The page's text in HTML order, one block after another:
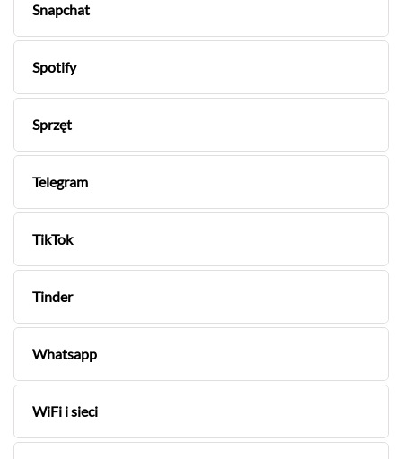
Snapchat
Spotify
Sprzęt
Telegram
TikTok
Tinder
Whatsapp
WiFi i sieci